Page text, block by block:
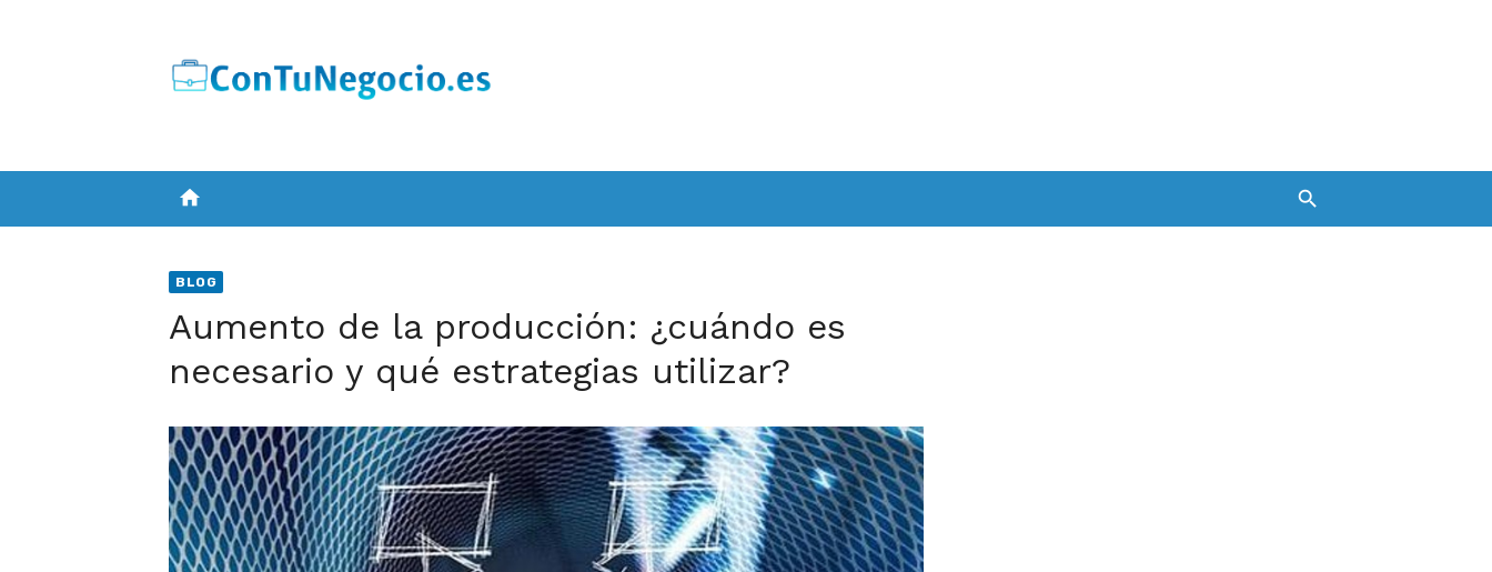
home
BLOG
Aumento de la producción: ¿cuándo es
necesario y qué estrategias utilizar?